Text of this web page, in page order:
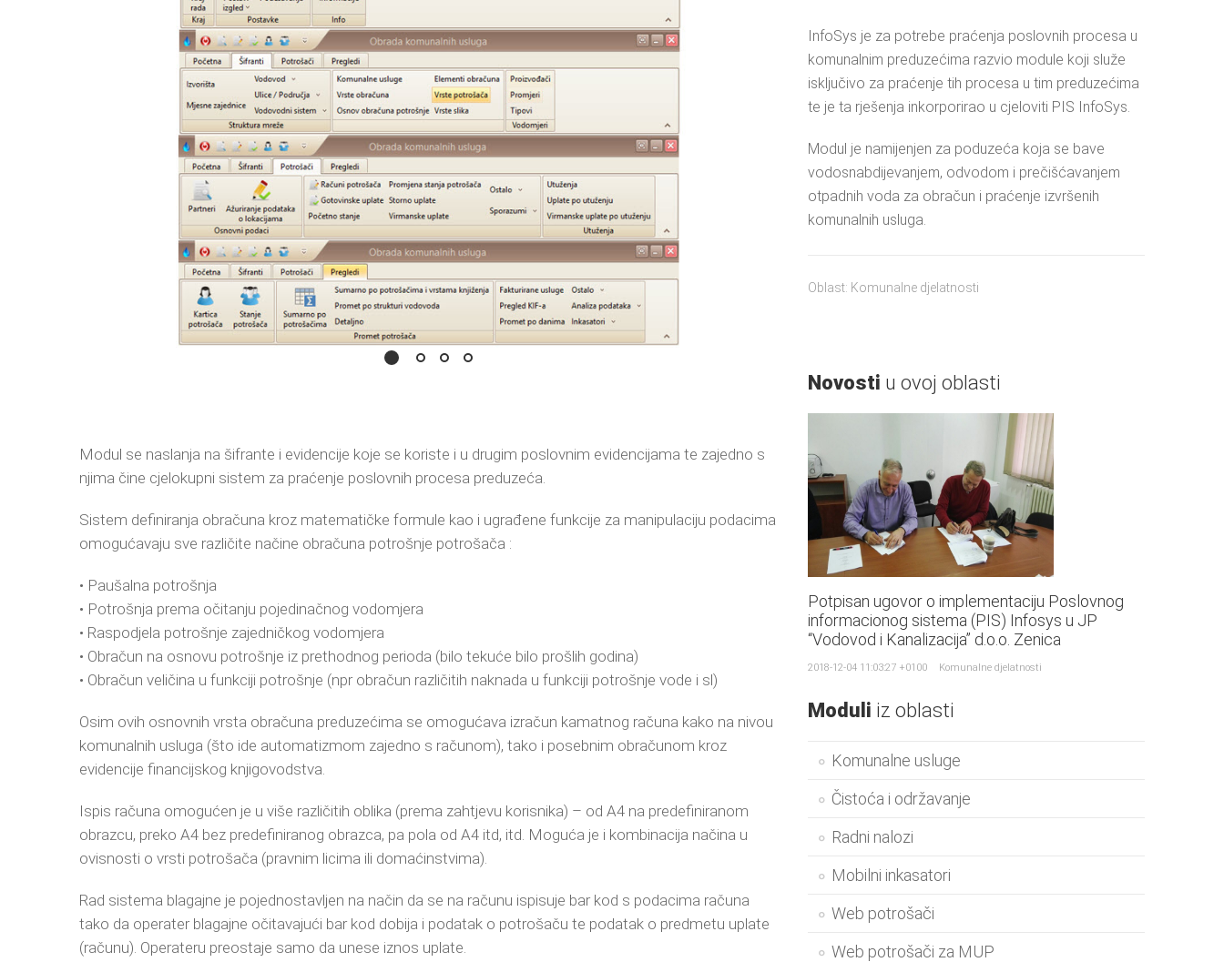
InfoSys je za potrebe praćenja poslovnih procesa u
komunalnim preduzećima razvio module koji služe
isključivo za praćenje tih procesa u tim preduzećima
te je ta rješenja inkorporirao u cjeloviti PIS InfoSys.
Modul je namijenjen za poduzeća koja se bave
vodosnabdijevanjem, odvodom i prečišćavanjem
otpadnih voda za obračun i praćenje izvršenih
komunalnih usluga.
Oblast: Komunalne djelatnosti
Novosti u ovoj oblasti
Potpisan ugovor o implementaciju Poslovnog
informacionog sistema (PIS) Infosys u JP
“Vodovod i Kanalizacija” d.o.o. Zenica
2018-12-04 11:03:27 +0100 Komunalne djelatnosti
Moduli iz oblasti
Komunalne usluge
Čistoća i održavanje
Radni nalozi
Mobilni inkasatori
Web potrošači
Web potrošači za MUP
Modul se naslanja na šifrante i evidencije koje se koriste i u drugim poslovnim evidencijama te zajedno s
njima čine cjelokupni sistem za praćenje poslovnih procesa preduzeća.
Sistem definiranja obračuna kroz matematičke formule kao i ugrađene funkcije za manipulaciju podacima
omogućavaju sve različite načine obračuna potrošnje potrošača :
• Paušalna potrošnja
• Potrošnja prema očitanju pojedinačnog vodomjera
• Raspodjela potrošnje zajedničkog vodomjera
• Obračun na osnovu potrošnje iz prethodnog perioda (bilo tekuće bilo prošlih godina)
• Obračun veličina u funkciji potrošnje (npr obračun različitih naknada u funkciji potrošnje vode i sl)
Osim ovih osnovnih vrsta obračuna preduzećima se omogućava izračun kamatnog računa kako na nivou
komunalnih usluga (što ide automatizmom zajedno s računom), tako i posebnim obračunom kroz
evidencije financijskog knjigovodstva.
Ispis računa omogućen je u više različitih oblika (prema zahtjevu korisnika) – od A4 na predefiniranom
obrazcu, preko A4 bez predefiniranog obrazca, pa pola od A4 itd, itd. Moguća je i kombinacija načina u
ovisnosti o vrsti potrošača (pravnim licima ili domaćinstvima).
Rad sistema blagajne je pojednostavljen na način da se na računu ispisuje bar kod s podacima računa
tako da operater blagajne očitavajući bar kod dobija i podatak o potrošaču te podatak o predmetu uplate
(računu). Operateru preostaje samo da unese iznos uplate.